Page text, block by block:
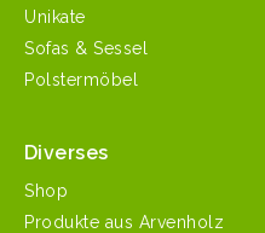
Unikate
Sofas & Sessel
Polstermöbel
Diverses
Shop
Produkte aus Arvenholz